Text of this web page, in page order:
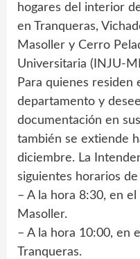
hogares del interior
en Tranqueras,
Masoller y Cerro
Universitaria (INJU-
Para quienes residen
departamento y
documentación en
también se extiende
diciembre. La
siguientes horarios
– A la hora 8:30, en
Masoller.
– A la hora 10:00, en
Tranqueras.